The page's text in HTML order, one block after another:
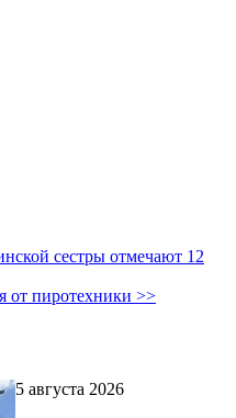
сестры отмечают 12
от пиротехники >>
5 августа 2026